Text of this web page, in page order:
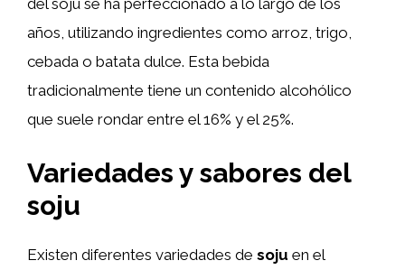
del soju se ha perfeccionado a lo largo de los
años, utilizando ingredientes como arroz, trigo,
cebada o batata dulce. Esta bebida
tradicionalmente tiene un contenido alcohólico
que suele rondar entre el 16% y el 25%.
Variedades y sabores del
soju
Existen diferentes variedades de soju en el